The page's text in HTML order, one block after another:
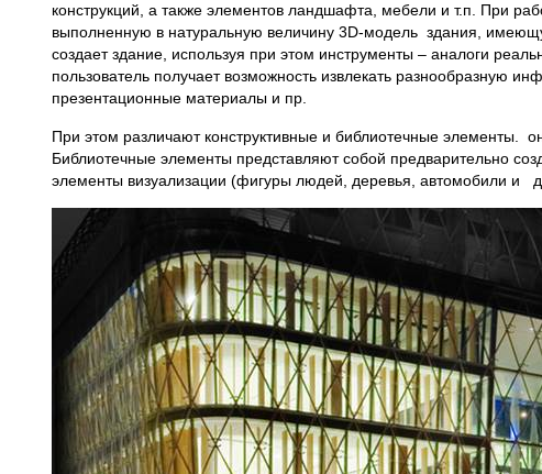
конструкций, а также элементов ландшафта, мебели и т.п. При
выполненную в натуральную величину 3D-модель здания,
создает здание, используя при этом инструменты – аналоги
пользователь получает возможность извлекать разнообразную
презентационные материалы и пр.
При этом различают конструктивные и библиотечные элементы.
Библиотечные элементы представляют собой предварительно
элементы визуализации (фигуры людей, деревья, автомобили и